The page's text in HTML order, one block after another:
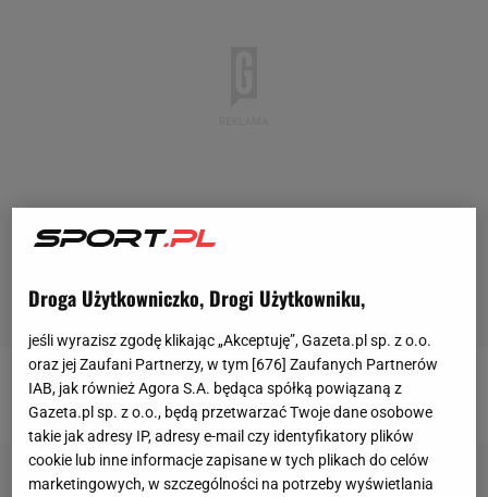
Meksyk na MŚ 2010 - wszystko, co warto wiedzieć ?
Droga Użytkowniczko, Drogi Użytkowniku,
jeśli wyrazisz zgodę klikając „Akceptuję”, Gazeta.pl sp. z o.o.
oraz jej Zaufani Partnerzy, w tym [676] Zaufanych Partnerów
IAB, jak również Agora S.A. będąca spółką powiązaną z
Gazeta.pl sp. z o.o., będą przetwarzać Twoje dane osobowe
takie jak adresy IP, adresy e-mail czy identyfikatory plików
cookie lub inne informacje zapisane w tych plikach do celów
marketingowych, w szczególności na potrzeby wyświetlania